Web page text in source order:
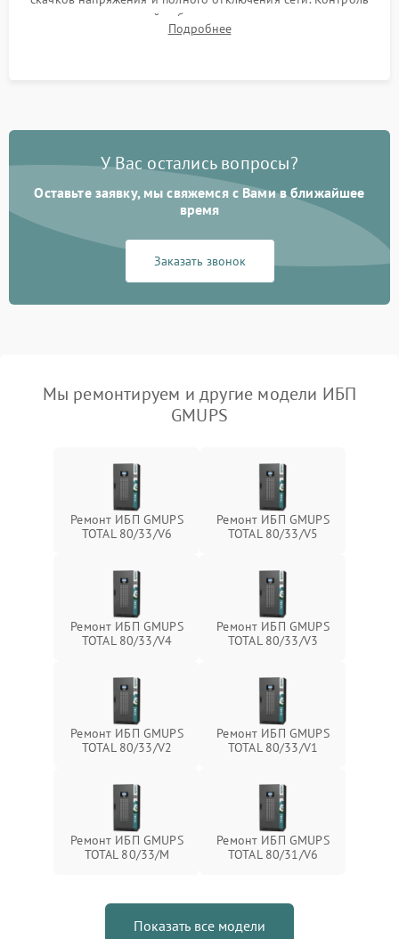
времени автономной работы, температурного режима и
корректности формы выходного сигнала.
Подробнее
У Вас остались вопросы?
Оставьте заявку, мы свяжемся с Вами в ближайшее
время
Заказать звонок
Мы ремонтируем и другие модели ИБП
GMUPS
Ремонт ИБП GMUPS
TOTAL 80/33/V6
Ремонт ИБП GMUPS
TOTAL 80/33/V5
Ремонт ИБП GMUPS
TOTAL 80/33/V4
Ремонт ИБП GMUPS
TOTAL 80/33/V3
Ремонт ИБП GMUPS
TOTAL 80/33/V2
Ремонт ИБП GMUPS
TOTAL 80/33/V1
Ремонт ИБП GMUPS
TOTAL 80/33/M
Ремонт ИБП GMUPS
TOTAL 80/31/V6
Показать все модели